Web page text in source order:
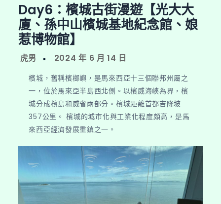
Day6：
檳
城
古
街
遊
【光
大
廈、
孫
山
檳
城
Day6：檳城古街漫遊【光大大
廈、孫中山檳城基地紀念館、娘
惹博物館】
檳城，舊稱檳榔嶼，是馬來西亞十三個聯邦州屬之
一，位於馬來亞半島西北側。以檳威海峽為界，檳
城分成檳島和威省兩部分。檳城距離首都吉隆坡
357公里。 檳城的城市化與工業化程度頗高，是馬
來西亞經濟發展重鎮之一。